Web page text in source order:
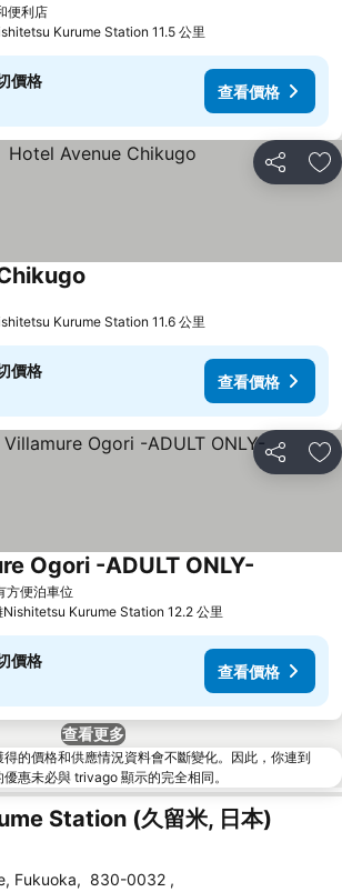
便利店查看價格
Kurume Station 11.5 公里
價格
查看價格
分享 放
Kurume Station 11.6 公里
價格
查看價格
分享 放
方便泊車位查看價格
Ogori -ADULT ONLY-
Nishitetsu Kurume Station 12.2 公里
價格
查看價格
查看更多
的價格和供應情況資料會不斷變化。因此，你連到
惠未必與 trivago 顯示的完全相同。
Station (久留米, 日本)
Fukuoka, 830-0032 ,